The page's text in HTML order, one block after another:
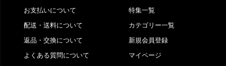
お支払いについて
配送・送料について
返品・交換について
よくある質問について
特集一覧
カテゴリー一覧
新規会員登録
マイページ